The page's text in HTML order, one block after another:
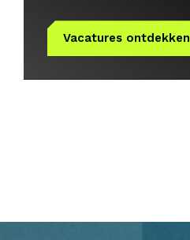
Vacatures ontdekken